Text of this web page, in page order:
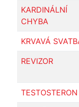
KARDINÁLNÍ
CHYBA
KRVAVÁ
REVIZOR
TESTOSTERON